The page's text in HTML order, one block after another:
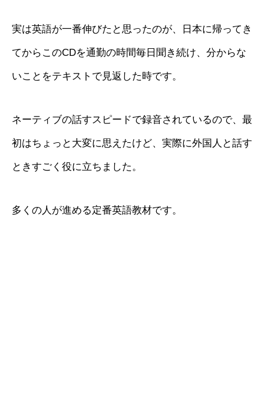
実は英語が一番伸びたと思ったのが、日本に帰ってき
てからこのCDを通勤の時間毎日聞き続け、分からな
いことをテキストで見返した時です。
ネーティブの話すスピードで録音されているので、最
初はちょっと大変に思えたけど、実際に外国人と話す
ときすごく役に立ちました。
多くの人が進める定番英語教材です。